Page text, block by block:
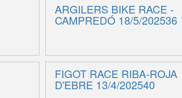
ARGILERS BIKE RACE -
CAMPREDÓ 18/5/202536
FIGOT RACE RIBA-ROJA
D'EBRE 13/4/202540